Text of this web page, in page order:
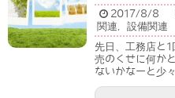
2017/8/8
関連, 設備関連
先日、工務店と
売のくせに何か
ないかなーと少